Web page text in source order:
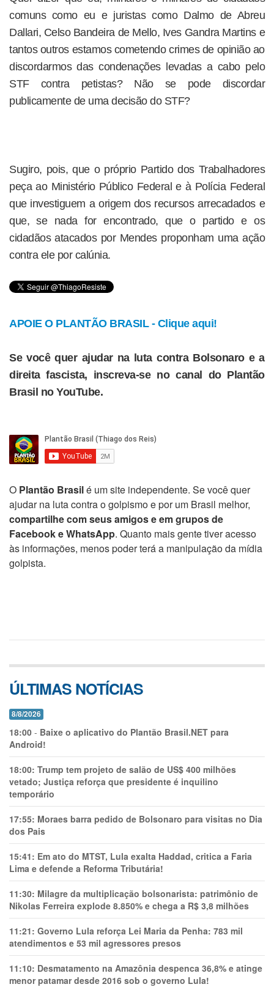
comuns como eu e juristas como Dalmo de Abreu
Dallari, Celso Bandeira de Mello, Ives Gandra Martins e
tantos outros estamos cometendo crimes de opinião ao
discordarmos das condenações levadas a cabo pelo
STF contra petistas? Não se pode discordar
publicamente de uma decisão do STF?
Sugiro, pois, que o próprio Partido dos Trabalhadores
peça ao Ministério Público Federal e à Polícia Federal
que investiguem a origem dos recursos arrecadados e
que, se nada for encontrado, que o partido e os
cidadãos atacados por Mendes proponham uma ação
contra ele por calúnia.
APOIE O PLANTÃO BRASIL - Clique aqui!
Se você quer ajudar na luta contra Bolsonaro e a
direita fascista, inscreva-se no canal do Plantão
Brasil no YouTube.
O Plantão Brasilé um site independente. Se você quer
ajudar na luta contra o golpismo e por um Brasil melhor,
compartilhe com seus amigos e em grupos de
Facebook e WhatsApp. Quanto mais gente tiver acesso
às informações, menos poder terá a manipulação da mídia
golpista.
ÚLTIMAS NOTÍCIAS
8/8/2026
18:00 - Baixe o aplicativo do Plantão Brasil.NET para
Android!
18:00: Trump tem projeto de salão de US$ 400 milhões
vetado; Justiça reforça que presidente é inquilino
temporário
17:55: Moraes barra pedido de Bolsonaro para visitas no Dia
dos Pais
15:41: Em ato do MTST, Lula exalta Haddad, critica a Faria
Lima e defende a Reforma Tributária!
11:30: Milagre da multiplicação bolsonarista: patrimônio de
Nikolas Ferreira explode 8.850% e chega a R$ 3,8 milhões
11:21: Governo Lula reforça Lei Maria da Penha: 783 mil
atendimentos e 53 mil agressores presos
11:10: Desmatamento na Amazônia despenca 36,8% e atinge
menor patamar desde 2016 sob o governo Lula!